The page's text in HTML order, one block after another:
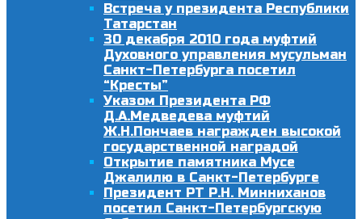
Встреча у президента Республики
Татарстан
30 декабря 2010 года муфтий
Духовного управления мусульман
Санкт-Петербурга посетил
“Кресты”
Указом Президента РФ
Д.А.Медведева муфтий
Ж.Н.Пончаев награжден высокой
государственной наградой
Открытие памятника Мусе
Джалилю в Санкт-Петербурге
Президент РТ Р.Н. Минниханов
посетил Санкт-Петербургскую